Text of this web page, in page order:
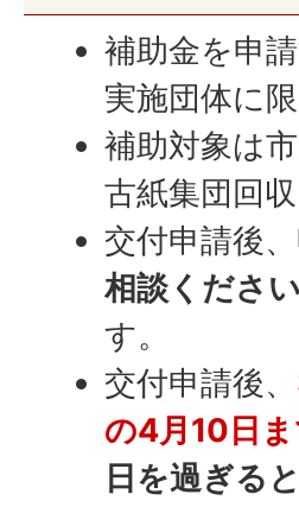
補助金を申
実施団体に限
補助対象は
古紙集団回
交付申請後、
相談くださ
す。
交付申請後、
の4月10日
日を過ぎる